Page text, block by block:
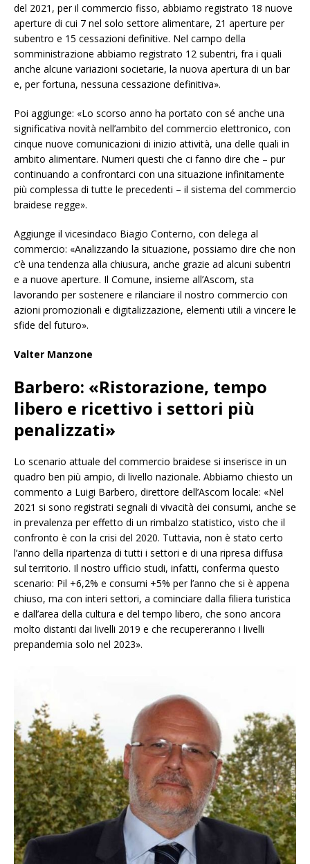
del 2021, per il commercio fisso, abbiamo registrato 18 nuove
aperture di cui 7 nel solo settore alimentare, 21 aperture per
subentro e 15 cessazioni definitive. Nel campo della
somministrazione abbiamo registrato 12 subentri, fra i quali
anche alcune variazioni societarie, la nuova apertura di un bar
e, per fortuna, nessuna cessazione definitiva».
Poi aggiunge: «Lo scorso anno ha portato con sé anche una
significativa novità nell’ambito del commercio elettronico, con
cinque nuove comunicazioni di inizio attività, una delle quali in
ambito alimentare. Numeri questi che ci fanno dire che – pur
continuando a confrontarci con una situazione infinitamente
più complessa di tutte le precedenti – il sistema del commercio
braidese regge».
Aggiunge il vicesindaco Biagio Conterno, con delega al
commercio: «Analizzando la situazione, possiamo dire che non
c’è una tendenza alla chiusura, anche grazie ad alcuni subentri
e a nuove aperture. Il Comune, insieme all’Ascom, sta
lavorando per sostenere e rilanciare il nostro commercio con
azioni promozionali e digitalizzazione, elementi utili a vincere le
sfide del futuro».
Valter Manzone
Barbero: «Ristorazione, tempo
libero e ricettivo i settori più
penalizzati»
Lo scenario attuale del commercio braidese si inserisce in un
quadro ben più ampio, di livello nazionale. Abbiamo chiesto un
commento a Luigi Barbero, direttore dell’Ascom locale: «Nel
2021 si sono registrati segnali di vivacità dei consumi, anche se
in prevalenza per effetto di un rimbalzo statistico, visto che il
confronto è con la crisi del 2020. Tuttavia, non è stato certo
l’anno della ripartenza di tutti i settori e di una ripresa diffusa
sul territorio. Il nostro ufficio studi, infatti, conferma questo
scenario: Pil +6,2% e consumi +5% per l’anno che si è appena
chiuso, ma con interi settori, a cominciare dalla filiera turistica
e dall’area della cultura e del tempo libero, che sono ancora
molto distanti dai livelli 2019 e che recupereranno i livelli
prepandemia solo nel 2023».